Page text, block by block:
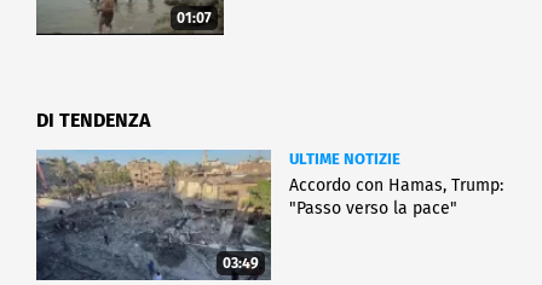
01:07
DI TENDENZA
03:49
ULTIME NOTIZIE
Accordo con Hamas, Trump:
"Passo verso la pace"